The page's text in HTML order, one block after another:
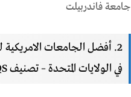
جامعة فاندربيلت
2. أفضل الجامعات
في الولايات المتحدة – تصنيف QS لعام 2021